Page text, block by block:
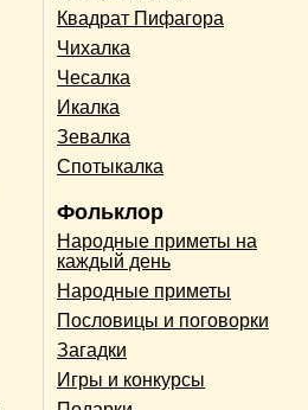
Квадрат Пифагора
Чихалка
Чесалка
Икалка
Зевалка
Спотыкалка
Фольклор
Народные приметы на
каждый день
Народные приметы
Пословицы и поговорки
Загадки
Игры и конкурсы